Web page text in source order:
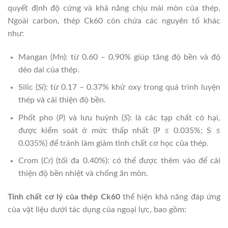
quyết định độ cứng và khả năng chịu mài mòn của thép.
Ngoài carbon, thép Ck60 còn chứa các nguyên tố khác
như:
Mangan (Mn): từ 0.60 – 0.90% giúp tăng độ bền và độ
dẻo dai của thép.
Silic (Si): từ 0.17 – 0.37% khử oxy trong quá trình luyện
thép và cải thiện độ bền.
Phốt pho (P) và lưu huỳnh (S): là các tạp chất có hại,
được kiểm soát ở mức thấp nhất (P ≤ 0.035%; S ≤
0.035%) để tránh làm giảm tính chất cơ học của thép.
Crom (Cr) (tối đa 0.40%): có thể được thêm vào để cải
thiện độ bền nhiệt và chống ăn mòn.
Tính chất cơ lý của thép Ck60thể hiện khả năng đáp ứng
của vật liệu dưới tác dụng của ngoại lực, bao gồm: